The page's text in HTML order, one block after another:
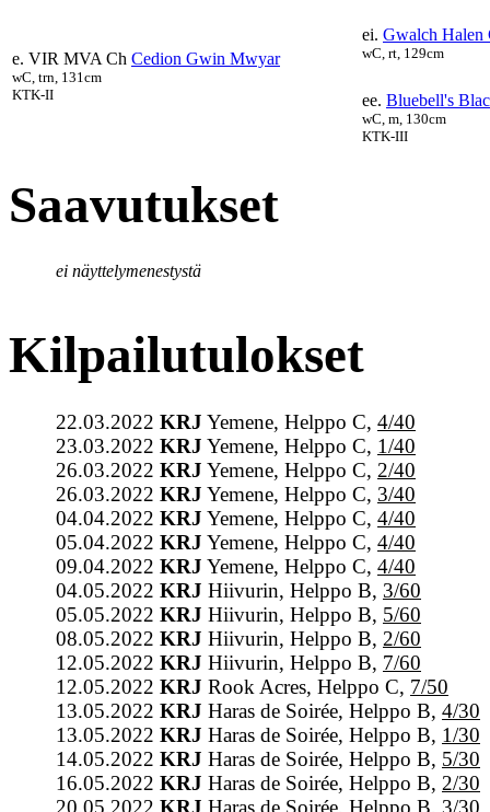
e. VIR MVA Ch Cedion Gwin Mwyar
wC, trn, 131cm
KTK-II
ei. Gwalch Halen
wC, rt, 129cm
ee. Bluebell's
wC, m, 130cm
KTK-III
Saavutukset
ei näyttelymenestystä
Kilpailutulokset
22.03.2022 KRJ Yemene, Helppo C, 4/40
23.03.2022 KRJ Yemene, Helppo C, 1/40
26.03.2022 KRJ Yemene, Helppo C, 2/40
26.03.2022 KRJ Yemene, Helppo C, 3/40
04.04.2022 KRJ Yemene, Helppo C, 4/40
05.04.2022 KRJ Yemene, Helppo C, 4/40
09.04.2022 KRJ Yemene, Helppo C, 4/40
04.05.2022 KRJ Hiivurin, Helppo B, 3/60
05.05.2022 KRJ Hiivurin, Helppo B, 5/60
08.05.2022 KRJ Hiivurin, Helppo B, 2/60
12.05.2022 KRJ Hiivurin, Helppo B, 7/60
12.05.2022 KRJ Rook Acres, Helppo C, 7/50
13.05.2022 KRJ Haras de Soirée, Helppo B, 4/30
13.05.2022 KRJ Haras de Soirée, Helppo B, 1/30
14.05.2022 KRJ Haras de Soirée, Helppo B, 5/30
16.05.2022 KRJ Haras de Soirée, Helppo B, 2/30